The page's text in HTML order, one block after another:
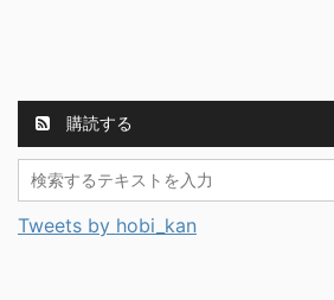
購読する
Tweets by hobi_kan